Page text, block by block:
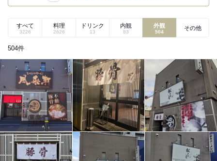
すべて
3226
料理
2626
ドリンク
13
内観
83
外観
504
その他
504件